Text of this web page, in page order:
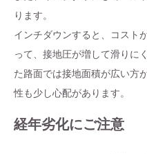
ります。
インチダウンすると、コスト
って、接地圧が増して滑りに
た路面では接地面積が広い方
性も少し心配があります。
経年劣化にご注意